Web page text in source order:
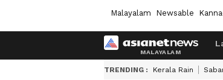
Malayalam Newsable
TRENDING : Kerala Rain